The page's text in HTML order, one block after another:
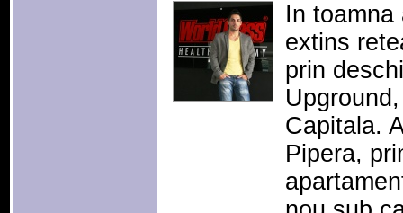
In
extins
prin
Capitala.
Pipera,